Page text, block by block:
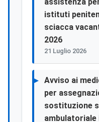
istituti
sciacca
2026
21 Luglio 2026
Avviso ai
per
sostituzione
ambulatoriale